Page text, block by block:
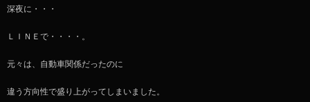
深夜に・・・
ＬＩＮＥで・・・・。
元々は、自動車関係だったのに
違う方向性で盛り上がってしまいました。